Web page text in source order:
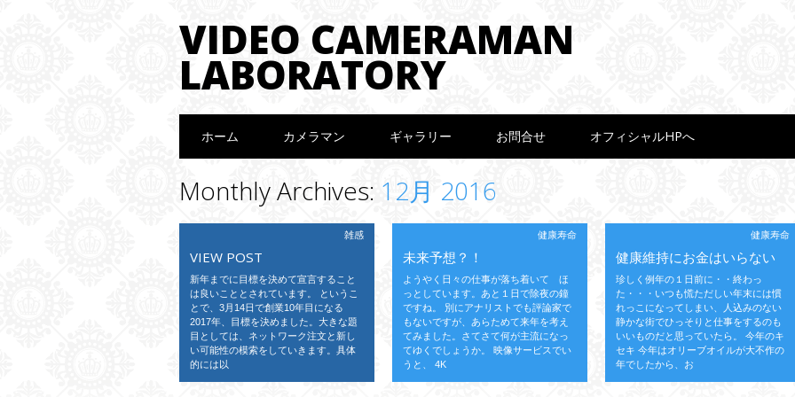
VIDEO CAMERAMAN
LABORATORY
Main menu
ホーム カメラマン ギャラリー お問合せ オフィシャルHPへ
Monthly Archives: 12月 2016
雑感
VIEW POST
新年までに目標を決めて宣言すること
は良いこととされています。 というこ
とで、3月14日で創業10年目になる
2017年、目標を決めました。大きな題
目としては、ネットワーク注文と新し
い可能性の模索をしていきます。具体
的には以
健康寿命
未来予想？！
ようやく日々の仕事が落ち着いて ほ
っとしています。あと１日で除夜の鐘
ですね。 別にアナリストでも評論家で
もないですが、あらためて来年を考え
てみました。さてさて何が主流になっ
てゆくでしょうか。 映像サービスでい
うと、 4K
健康寿命
健康維持にお金はいらない
珍しく例年の１日前に・・終わっ
た・・・いつも慌ただしい年末には慣
れっこになってしまい、人込みのない
静かな街でひっそりと仕事をするのも
いいものだと思っていたら。 今年のキ
セキ 今年はオリーブオイルが大不作の
年でしたから、お